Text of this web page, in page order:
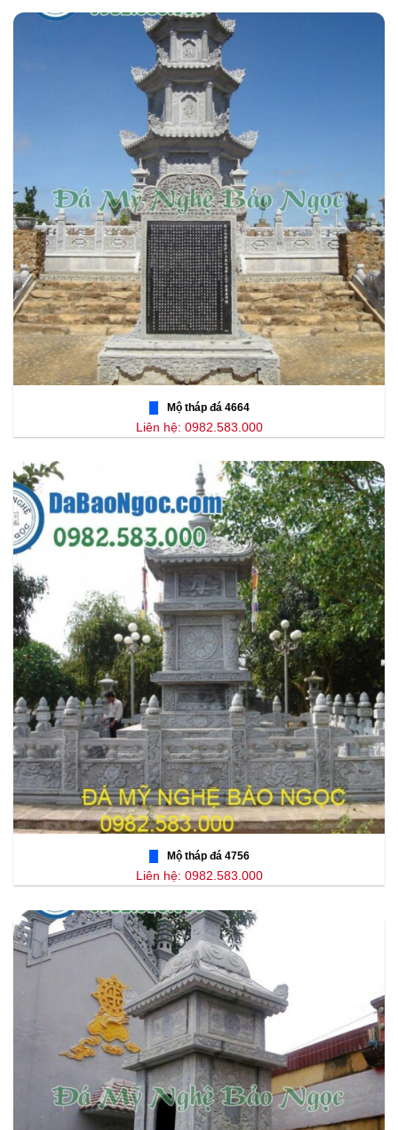
Mộ tháp đá 4664
Liên hệ: 0982.583.000
Mộ tháp đá 4756
Liên hệ: 0982.583.000